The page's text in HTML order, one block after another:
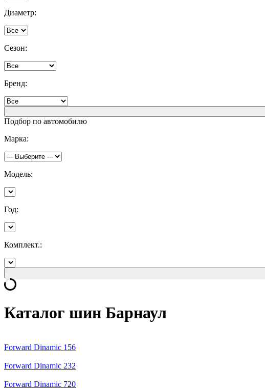
Диаметр:
Сезон:
Бренд:
Подбор по автомобилю
Марка:
Модель:
Год:
Комплект.:
Каталог шин Барнаул
Forward Dinamic 156
Forward Dinamic 232
Forward Dinamic 720